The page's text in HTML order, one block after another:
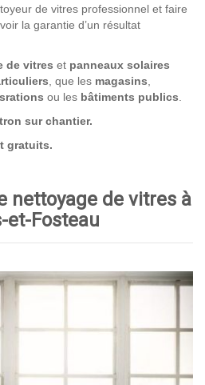
de vitres professionnel et faire
la garantie d’un résultat
de vitres et panneaux solaires
, que les magasins
ou les bâtiments publics
sur chantier.
gratuits.
nettoyage de vitres à
et-Fosteau